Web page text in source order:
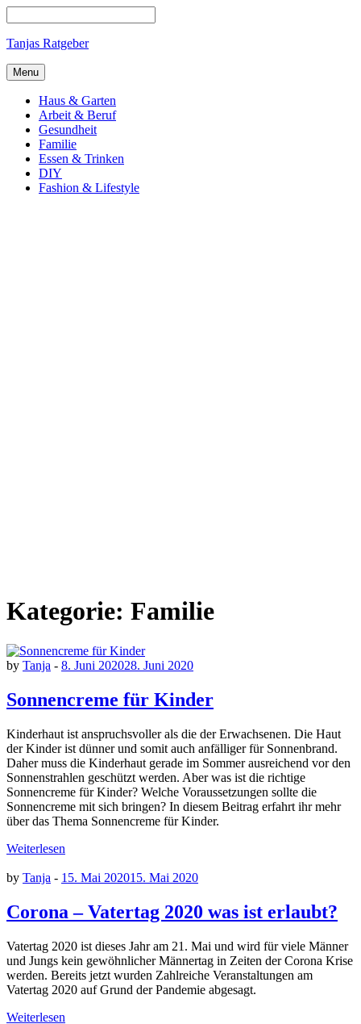
Tanjas Ratgeber
Menu
Haus & Garten
Arbeit & Beruf
Gesundheit
Familie
Essen & Trinken
DIY
Fashion & Lifestyle
Kategorie: Familie
by Tanja - 8. Juni 202028. Juni 2020
Sonnencreme für Kinder
Kinderhaut ist anspruchsvoller als die der Erwachsenen. Die Haut
der Kinder ist dünner und somit auch anfälliger für Sonnenbrand.
Daher muss die Kinderhaut gerade im Sommer ausreichend vor den
Sonnenstrahlen geschützt werden. Aber was ist die richtige
Sonnencreme für Kinder? Welche Voraussetzungen sollte die
Sonnencreme mit sich bringen? In diesem Beitrag erfahrt ihr mehr
über das Thema Sonnencreme für Kinder.
Weiterlesen
by Tanja - 15. Mai 202015. Mai 2020
Corona – Vatertag 2020 was ist erlaubt?
Vatertag 2020 ist dieses Jahr am 21. Mai und wird für viele Männer
und Jungs kein gewöhnlicher Männertag in Zeiten der Corona Krise
werden. Bereits jetzt wurden Zahlreiche Veranstaltungen am
Vatertag 2020 auf Grund der Pandemie abgesagt.
Weiterlesen